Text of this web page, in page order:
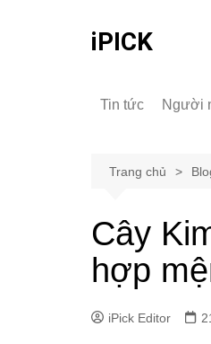
iPICK
Tin tức Người
Trang chủ
Cây
hợp
iPick Editor